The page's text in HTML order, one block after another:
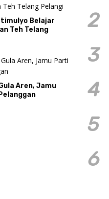
Belajar
Teh Telang
Aren, Jamu
2
3
4
5
6